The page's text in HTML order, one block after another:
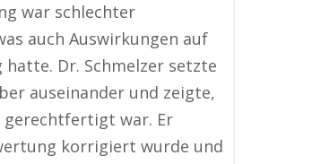
war schlechter
auch Auswirkungen auf
Dr. Schmelzer setzte
auseinander und zeigte,
war. Er
korrigiert wurde und